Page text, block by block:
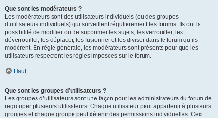
Que sont les modérateurs ?
Les modérateurs sont des utilisateurs individuels (ou des groupes
d’utilisateurs individuels) qui surveillent régulièrement les forums. Ils ont la
possibilité de modifier ou de supprimer les sujets, les verrouiller, les
déverrouiller, les déplacer, les fusionner et les diviser dans le forum qu’ils
modèrent. En règle générale, les modérateurs sont présents pour que les
utilisateurs respectent les règles imposées sur le forum.
Haut
Que sont les groupes d’utilisateurs ?
Les groupes d’utilisateurs sont une façon pour les administrateurs du forum de
regrouper plusieurs utilisateurs. Chaque utilisateur peut appartenir à plusieurs
groupes et chaque groupe peut détenir des permissions individuelles. Ceci